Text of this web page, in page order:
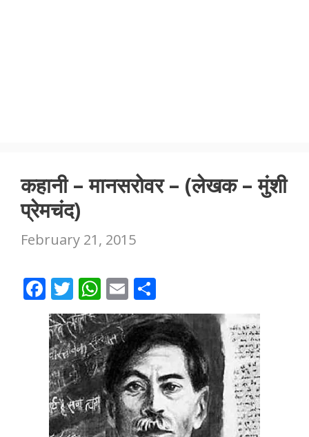
कहानी – मानसरोवर – (लेखक – मुंशी
प्रेमचंद)
February 21, 2015
F
ac
e
b
o
o
k
T
w
itt
er
W
h
at
s
A
p
p
E
m
ai
l
h
ar
e